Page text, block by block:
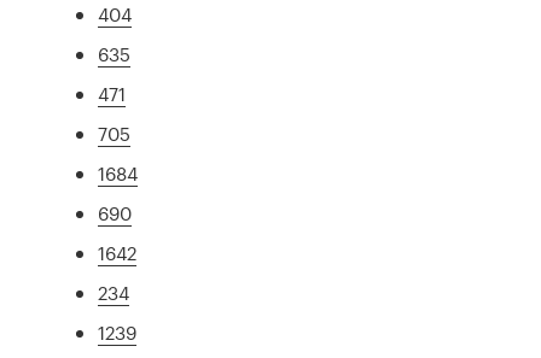
404
635
471
705
1684
690
1642
234
1239